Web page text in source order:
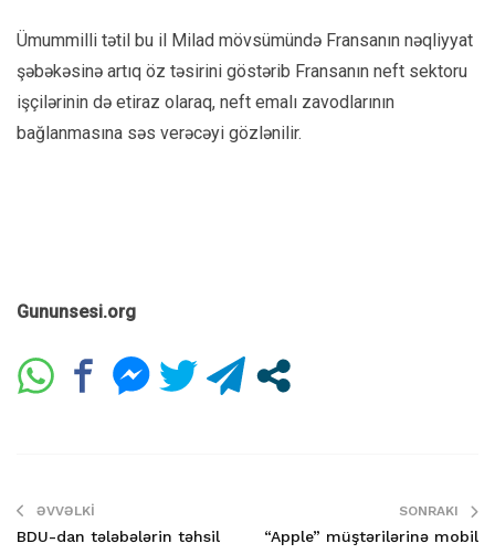
Ümummilli tətil bu il Milad mövsümündə Fransanın nəqliyyat
şəbəkəsinə artıq öz təsirini göstərib Fransanın neft sektoru
işçilərinin də etiraz olaraq, neft emalı zavodlarının
bağlanmasına səs verəcəyi gözlənilir.
Gununsesi.org
ƏVVƏLKI
BDU-dan tələbələrin təhsil
SONRAKI
“Apple” müştərilərinə mobil